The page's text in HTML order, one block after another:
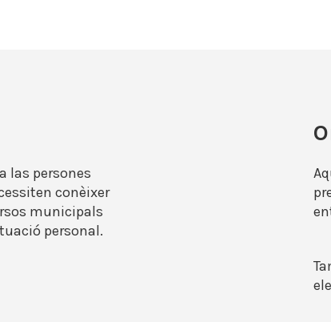
las persones
conèixer
municipals
personal.